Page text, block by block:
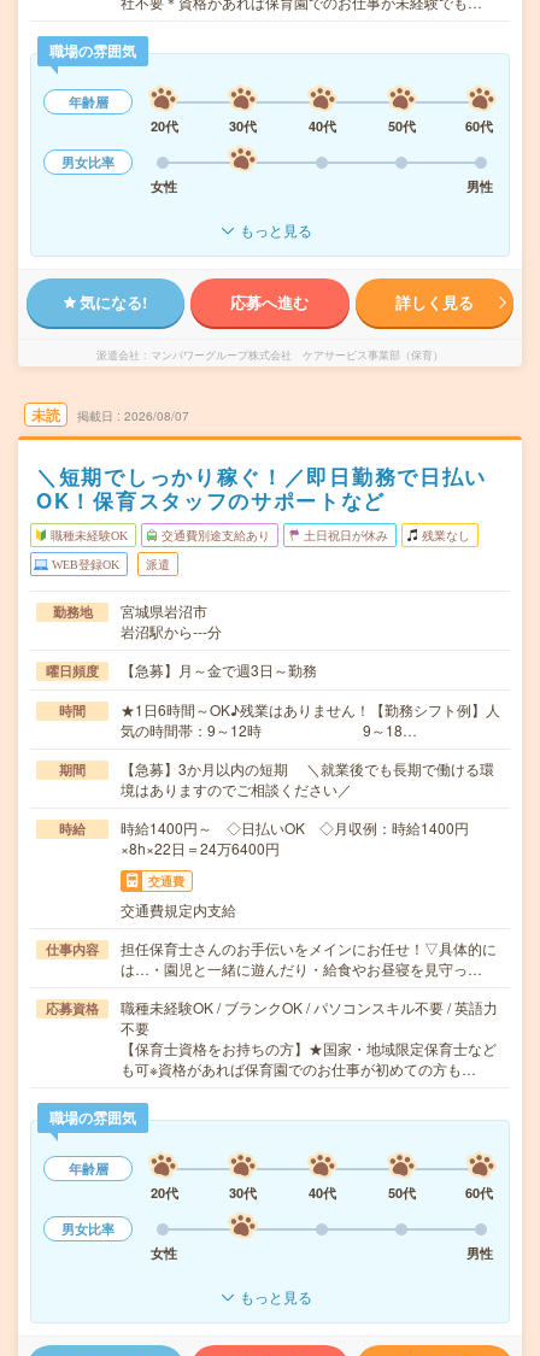
職場の雰囲気
年齢層
20代
30代 40代 50代
60代
男女比率
女性
男性
もっと見る
気になる! 応募へ進む 詳しく見る
派遣会社 マンパワーグループ株式会社 ケアサービス事業部（保育）
未読 掲載日 2026/08/07
＼短期でしっかり稼ぐ！／即日勤務で日払い
OK！保育スタッフのサポートなど
職種未経験OK 交通費別途支給あり 土日祝日が休み 残業なし
WEB登録OK 派遣
勤務地
宮城県岩沼市
岩沼駅から---分
曜日頻度 【急募】月～金で週3日～勤務
時間
★1日6時間～OK♪残業はありません！【勤務シフト例】人
気の時間帯：9～12時 9～18…
期間
【急募】3か月以内の短期 ＼就業後でも長期で働ける環
境はありますのでご相談ください／
時給
時給1400円～ ◇日払いOK ◇月収例：時給1400円
×8h×22日＝24万6400円
交通費
交通費規定内支給
仕事内容
担任保育士さんのお手伝いをメインにお任せ！▽具体的に
は…・園児と一緒に遊んだり・給食やお昼寝を見守っ…
応募資格
職種未経験OK / ブランクOK / パソコンスキル不要 / 英語力
不要
【保育士資格をお持ちの方】★国家・地域限定保育士など
も可※資格があれば保育園でのお仕事が初めての方も…
職場の雰囲気
年齢層
20代
30代 40代 50代
60代
男女比率
女性
男性
もっと見る